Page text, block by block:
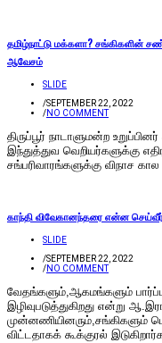
தமிழ்நாட்டு மக்களா? சங்கிகளின்
ஆவேசம்
SLIDE
/SEPTEMBER 22, 2022
/NO COMMENT
திருப்பூர் நாடாளுமன்ற
இந்துத்துவ வெறியர்களுக்கு
சங்பரிவாரங்களுக்கு விநாச
காந்தி விவேகானந்தரை என்ன
SLIDE
/SEPTEMBER 22, 2022
/NO COMMENT
வேதங்களும்,ஆகமங்களும்
இழிவுபடுத்துகிறது என்று
முன்னணியினரும்,சங்கிகளும்
விட்டதாகக் கூக்குரல்